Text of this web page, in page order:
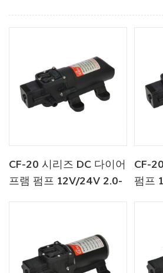
CF-20 시리즈 DC 다이어
프램 펌프 12V/24V 2.0-
CF-
펌프